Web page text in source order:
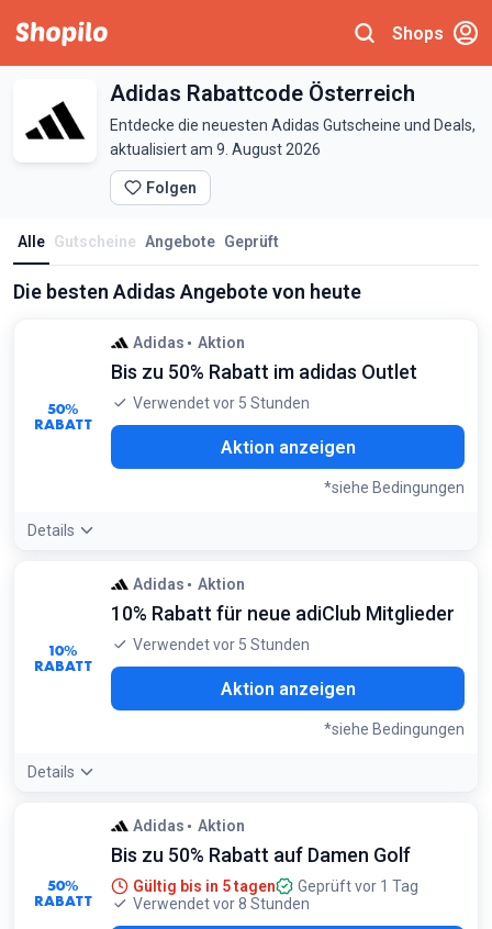
Shops
Adidas Rabattcode Österreich
Entdecke die neuesten Adidas Gutscheine und Deals,
aktualisiert am 9. August 2026
Folgen
Alle Gutscheine Angebote Geprüft
Die besten Adidas Angebote von heute
50%
RABATT
Adidas Aktion
Bis zu 50% Rabatt im adidas Outlet
Verwendet vor 5 Stunden
Aktion anzeigen
*siehe Bedingungen
Details
Angebotsdetails:Schau regelmäßig im Outlet vorbei, da
adidas das ganze Jahr über neue Styles aus den Bereichen
Originals und Performance mit bis zu 50% Preisnachlass
Bedingungen:
Gilt nur für ausgewählte Artikel im Outlet-Bereich
10%
RABATT
Adidas Aktion
10% Rabatt für neue adiClub Mitglieder
Verwendet vor 5 Stunden
Aktion anzeigen
*siehe Bedingungen
Details
Angebotsdetails:Melde dich kostenlos für den adiClub an
und du erhältst sofort einen 10% Willkommensgutschein für
deinen nächsten Einkauf
Bedingungen:
Gilt nur für neue Mitglieder bei der ersten Anmeldung zum
50%
RABATT
Adidas Aktion
Bis zu 50% Rabatt auf Damen Golf
Gültig bis in 5 tagen
Geprüft vor 1 Tag
Verwendet vor 8 Stunden